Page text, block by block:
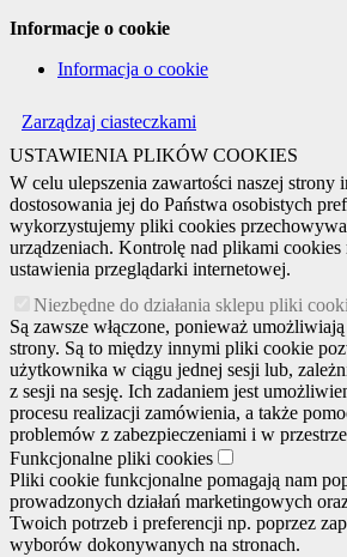
Informacje o cookie
Informacja o cookie
Zarządzaj ciasteczkami
USTAWIENIA PLIKÓW COOKIES
W celu ulepszenia zawartości naszej strony
dostosowania jej do Państwa osobistych
wykorzystujemy pliki cookies
urządzeniach. Kontrolę nad plikami cookies
ustawienia przeglądarki internetowej.
Niezbędne do działania sklepu pliki
Są zawsze włączone, ponieważ
strony. Są to między innymi pliki cookie
użytkownika w ciągu jednej sesji lub,
z sesji na sesję. Ich zadaniem jest
procesu realizacji zamówienia, a także
problemów z zabezpieczeniami i w
Funkcjonalne pliki cookies
Pliki cookie funkcjonalne pomagają nam
prowadzonych działań marketingowych
Twoich potrzeb i preferencji np. poprzez
wyborów dokonywanych na stronach.